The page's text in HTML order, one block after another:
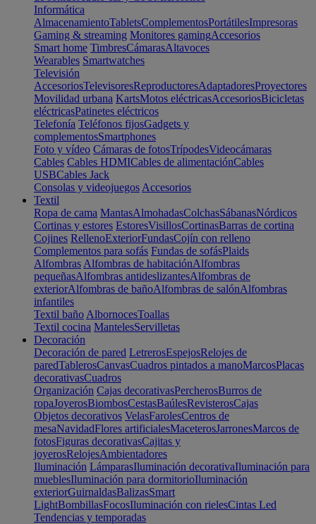
Informática
AlmacenamientoTabletsComplementosPortátilesImpresoras
Gaming & streaming Monitores gamingAccesorios
Smart home TimbresCámarasAltavoces
Wearables Smartwatches
Televisión
AccesoriosTelevisoresReproductoresAdaptadoresProyectores
Movilidad urbana KartsMotos eléctricasAccesoriosBicicletas
eléctricasPatinetes eléctricos
Telefonía Teléfonos fijosGadgets y
complementosSmartphones
Foto y vídeo Cámaras de fotosTrípodesVideocámaras
Cables Cables HDMICables de alimentaciónCables
USBCables Jack
Consolas y videojuegos Accesorios
Textil
Ropa de cama MantasAlmohadasColchasSábanasNórdicos
Cortinas y estores EstoresVisillosCortinasBarras de cortina
Cojines RellenoExteriorFundasCojín con relleno
Complementos para sofás Fundas de sofásPlaids
Alfombras Alfombras de habitaciónAlfombras
pequeñasAlfombras antideslizantesAlfombras de
exteriorAlfombras de bañoAlfombras de salónAlfombras
infantiles
Textil baño AlbornocesToallas
Textil cocina MantelesServilletas
Decoración
Decoración de pared LetrerosEspejosRelojes de
paredTablerosCanvasCuadros pintados a manoMarcosPlacas
decorativasCuadros
Organización Cajas decorativasPercherosBurros de
ropaJoyerosBiombosCestasBaúlesRevisterosCajas
Objetos decorativos VelasFarolesCentros de
mesaNavidadFlores artificialesMaceterosJarronesMarcos de
fotosFiguras decorativasCajitas y
joyerosRelojesAmbientadores
Iluminación LámparasIluminación decorativaIluminación para
mueblesIluminación para dormitorioIluminación
exteriorGuirnaldasBalizasSmart
LightBombillasFocosIluminación con rielesCintas Led
Tendencias y temporadas